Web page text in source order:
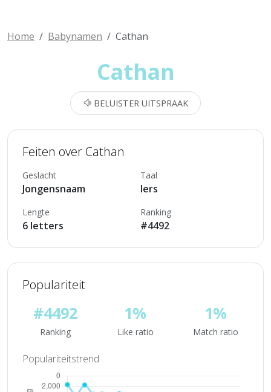
Home Babynamen Cathan
Cathan
BELUISTER UITSPRAAK
Feiten over Cathan
Geslacht
Jongensnaam
Taal
Iers
Lengte
6 letters
Ranking
#4492
Populariteit
#4492
Ranking
1%
Like ratio
1%
Match ratio
Populariteitstrend